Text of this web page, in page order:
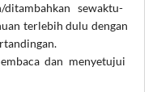
sewaktu-
terlebih dulu dengan
dan menyetujui